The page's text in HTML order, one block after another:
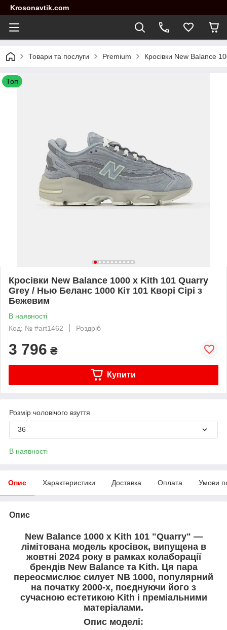
Krosonavtik.com
Товари та послуги Premium Кросівки New Balance
Топ
Кросівки New Balance 1000 x Kith 101 Quarry
Grey / Нью Беланс 1000 Кіт 101 Кворі Сірі з
Бежевим
В наявності
Код: № #art1462
Роздріб
3 796 ₴
Купити
Розмір чоловічого взуття
36
В наявності
Опис Характеристики Доставка Оплата Умови
Опис
New Balance 1000 x Kith 101 "Quarry" —
лімітована модель кросівок, випущена в
жовтні 2024 року в рамках колаборації
брендів New Balance та Kith. Ця пара
переосмислює силует NB 1000, популярний
на початку 2000-х, поєднуючи його з
сучасною естетикою Kith і преміальними
матеріалами.
Опис моделі: